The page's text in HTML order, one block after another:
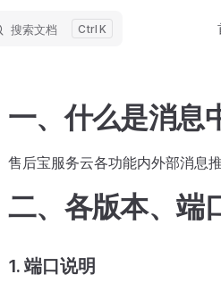
搜索文档 K
一、什么是消息
售后宝服务云各功能内外部消息
二、各版本、端
1. 端口说明